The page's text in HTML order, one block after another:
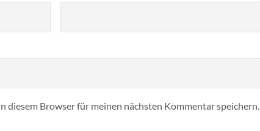
diesem Browser für meinen nächsten Kommentar speichern.